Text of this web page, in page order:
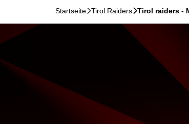
Startseite􀆊Tirol Raiders􀆊Tirol raiders -